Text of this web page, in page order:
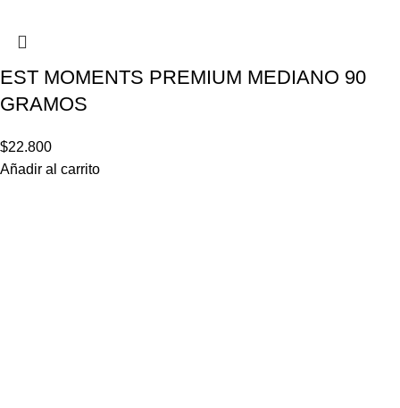
EST MOMENTS PREMIUM MEDIANO 90
GRAMOS
$22.800
Añadir al carrito